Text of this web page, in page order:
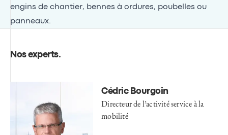
engins de chantier, bennes à ordures, poubelles ou
panneaux.
Nos experts.
Cédric Bourgoin
Directeur de l’activité service à la
mobilité